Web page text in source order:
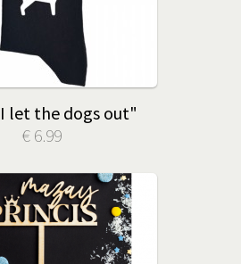
let the dogs out"
€ 6.99